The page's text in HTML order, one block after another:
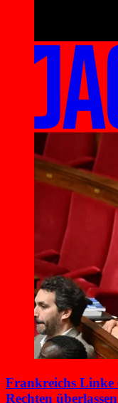
Frankreichs Linke
Rechten überlassen